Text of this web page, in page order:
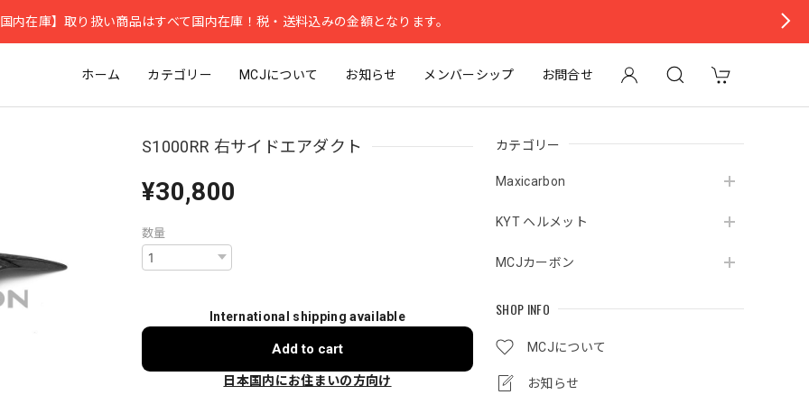
内在庫】取り扱い商品はすべて国内在庫！税・送料込みの金額となります。
ホーム カテゴリー MCJについて お知らせ メンバーシップ お問合せ
カテゴリー
Maxicarbon
KYT ヘルメット
MCJカーボン
SHOP INFO
MCJについて
お知らせ
S1000RR 右サイドエアダクト
¥30,800
数量
International shipping available
Add to cart
日本国内にお住まいの方向け